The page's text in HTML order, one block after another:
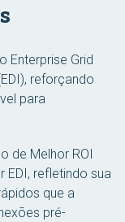
Enterprise Grid
reforçando
para
de Melhor ROI
EDI, refletindo sua
que a
pré-